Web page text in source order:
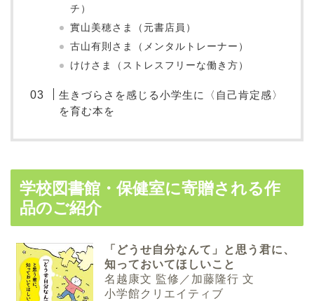
チ）
實山美穂さま（元書店員）
古山有則さま（メンタルトレーナー）
けけさま（ストレスフリーな働き方）
生きづらさを感じる小学生に〈自己肯定感〉
を育む本を
学校図書館・保健室に寄贈される作
品のご紹介
「どうせ自分なんて」と思う君に、
知っておいてほしいこと
名越康文 監修／加藤隆行 文
小学館クリエイティブ